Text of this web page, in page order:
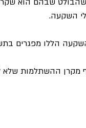
השקעה.
הללו מפגרים
מקרן ההשתלמות